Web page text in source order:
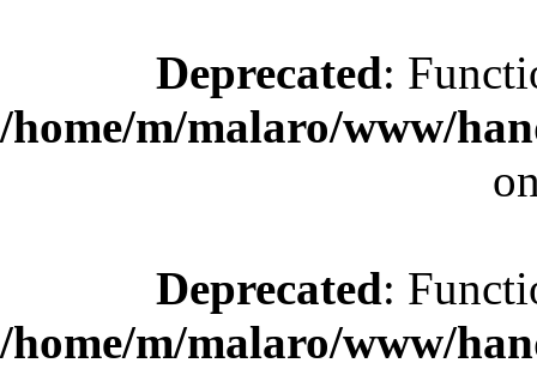
Deprecated:
/home/m/malaro/www/
Deprecated:
/home/m/malaro/www/